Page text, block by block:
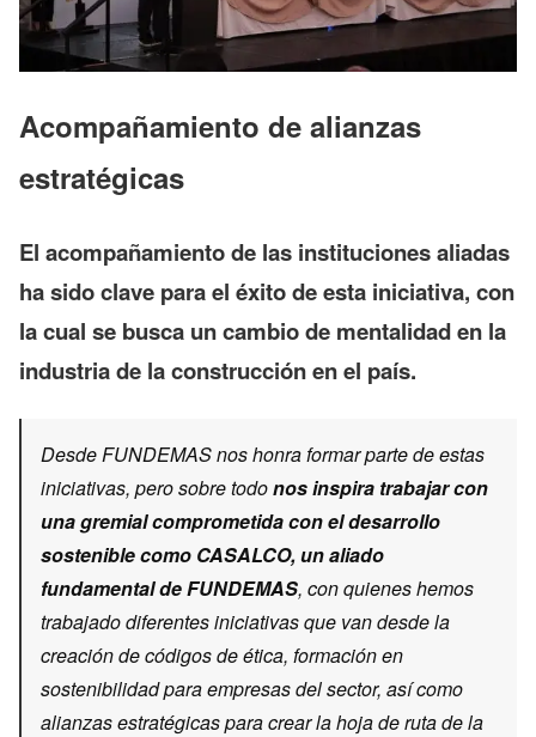
Acompañamiento de alianzas
estratégicas
El acompañamiento de las instituciones aliadas
ha sido clave para el éxito de esta iniciativa, con
la cual se busca un cambio de mentalidad en la
industria de la construcción en el país.
Desde FUNDEMAS nos honra formar parte de estas
iniciativas, pero sobre todonos inspira trabajar con
una gremial comprometida con el desarrollo
sostenible como CASALCO, un aliado
fundamental de FUNDEMAS, con quienes hemos
trabajado diferentes iniciativas que van desde la
creación de códigos de ética, formación en
sostenibilidad para empresas del sector, así como
alianzas estratégicas para crear la hoja de ruta de la